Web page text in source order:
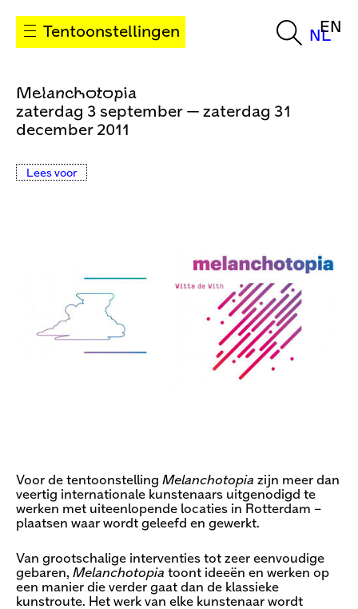
Tentoonstellingen NL
EN
Melanchotopia
zaterdag 3 september — zaterdag 31
december 2011
Lees voor
Voor de tentoonstelling Melanchotopia zijn meer dan
veertig internationale kunstenaars uitgenodigd te
werken met uiteenlopende locaties in Rotterdam –
plaatsen waar wordt geleefd en gewerkt.
Van grootschalige interventies tot zeer eenvoudige
gebaren, Melanchotopia toont ideeën en werken op
een manier die verder gaat dan de klassieke
kunstroute. Het werk van elke kunstenaar wordt